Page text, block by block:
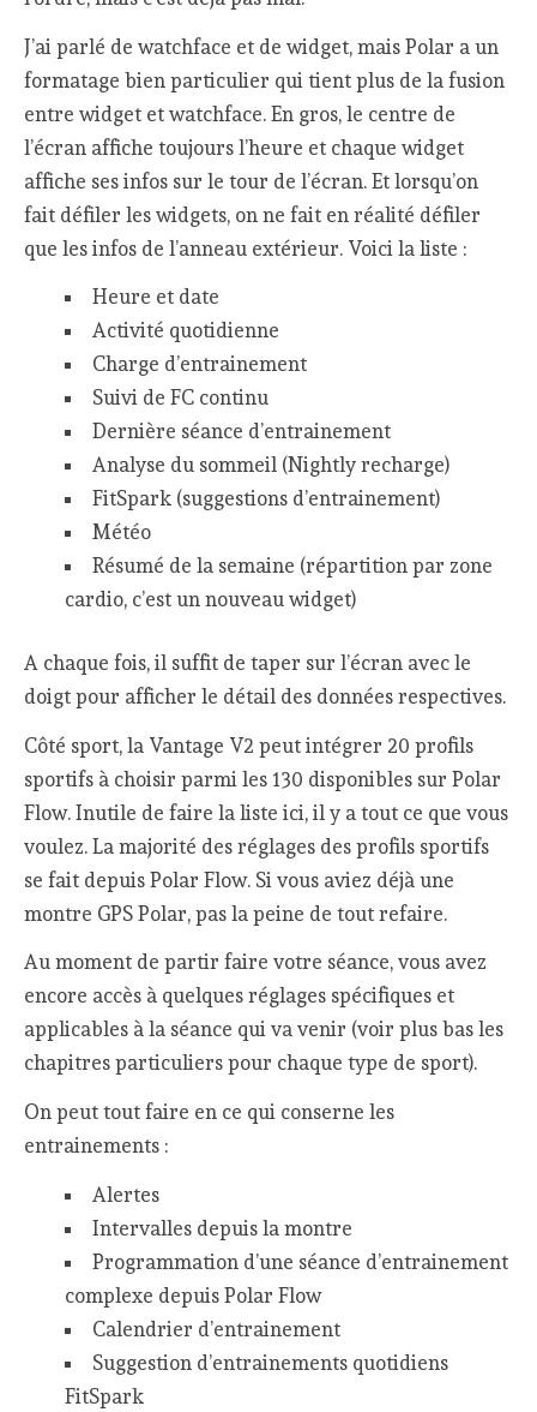
J’ai parlé de watchface et de widget, mais Polar a un
formatage bien particulier qui tient plus de la fusion
entre widget et watchface. En gros, le centre de
l’écran affiche toujours l’heure et chaque widget
affiche ses infos sur le tour de l’écran. Et lorsqu’on
fait défiler les widgets, on ne fait en réalité défiler
que les infos de l’anneau extérieur. Voici la liste :
Heure et date
Activité quotidienne
Charge d’entrainement
Suivi de FC continu
Dernière séance d’entrainement
Analyse du sommeil (Nightly recharge)
FitSpark (suggestions d’entrainement)
Météo
Résumé de la semaine (répartition par zone
cardio, c’est un nouveau widget)
A chaque fois, il suffit de taper sur l’écran avec le
doigt pour afficher le détail des données respectives.
Côté sport, la Vantage V2 peut intégrer 20 profils
sportifs à choisir parmi les 130 disponibles sur Polar
Flow. Inutile de faire la liste ici, il y a tout ce que vous
voulez. La majorité des réglages des profils sportifs
se fait depuis Polar Flow. Si vous aviez déjà une
montre GPS Polar, pas la peine de tout refaire.
Au moment de partir faire votre séance, vous avez
encore accès à quelques réglages spécifiques et
applicables à la séance qui va venir (voir plus bas les
chapitres particuliers pour chaque type de sport).
On peut tout faire en ce qui conserne les
entrainements :
Alertes
Intervalles depuis la montre
Programmation d’une séance d’entrainement
complexe depuis Polar Flow
Calendrier d’entrainement
Suggestion d’entrainements quotidiens
FitSpark